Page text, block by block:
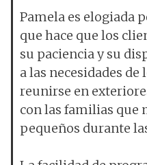
Pamela es elogiada
que hace que los
su paciencia y su
a las necesidades
reunirse en
con las familias que
pequeños durante